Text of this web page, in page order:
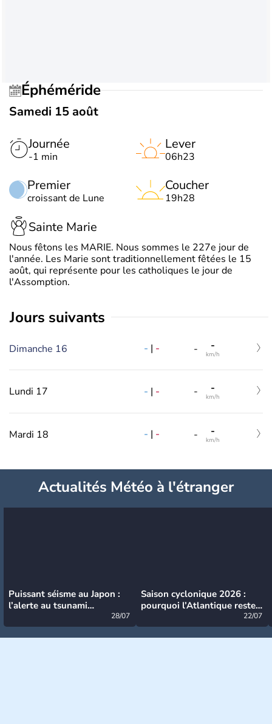
Éphéméride
Samedi 15 août
Journée
-1 min
Premier
croissant de Lune
Lever
06h23
Coucher
19h28
Sainte Marie
Nous fêtons les MARIE. Nous sommes le 227e jour de
l'année. Les Marie sont traditionnellement fêtées le 15
août, qui représente pour les catholiques le jour de
l'Assomption.
jours suivants
Dimanche 16 - | - - -
km/h
Lundi 17 - | - - -
km/h
Mardi 18 - | - - -
km/h
Actualités Météo à l'étranger
Puissant séisme au Japon :
l’alerte au tsunami
28/07
Saison cyclonique 2026 :
pourquoi l’Atlantique reste
22/07